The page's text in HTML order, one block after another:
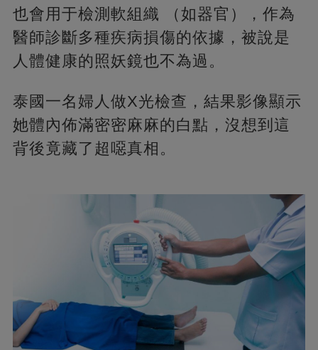
也會用于檢測軟組織 （如器官），作為
醫師診斷多種疾病損傷的依據，被說是
人體健康的照妖鏡也不為過。
泰國一名婦人做X光檢查，結果影像顯示
她體內佈滿密密麻麻的白點，沒想到這
背後竟藏了超噁真相。